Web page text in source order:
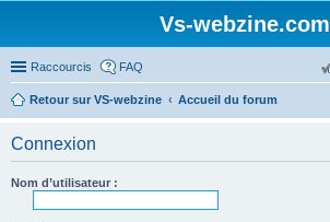
Vs-webzine.com
Raccourcis FAQ
Retour sur VS-webzine Accueil du forum
Connexion
Nom d’utilisateur :